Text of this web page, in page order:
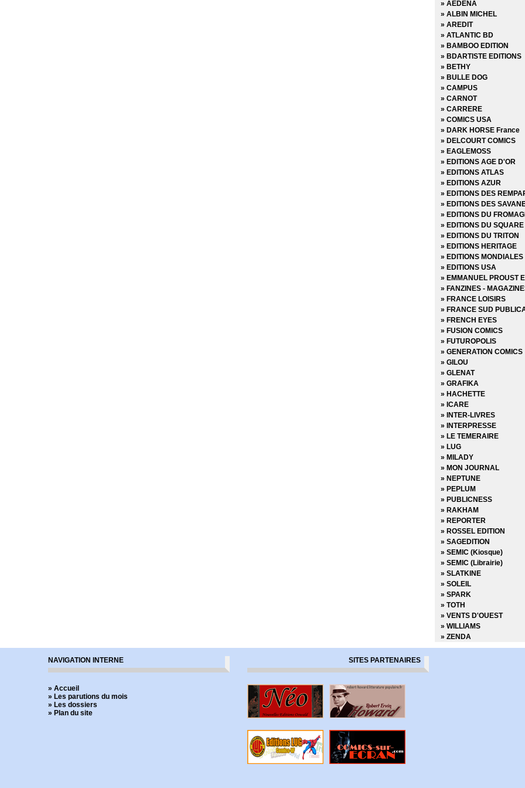
» Blacking Out
» Blade Runner 2019
» Blade Runner 2029
» Blood and Thunder
» Body Bags
» Bone
» Bone Hors Série
» Bone Parish
» Bourbon Thret
» BPRD
» BPRD - L'Enfer sur terre
» BPRD - Un Mal bien
» BPRD Origines
» Brit
» BRZRKR
» BRZRKR - Bloodlines
» BuzzKill
» Cages
» Canary
» Captain Ginger
» Changing Ways
» Charlie Adlard - Art
» Château l'attente
» Chimichanga
» Choker
» Chroniques de Corum
» Chroniques de Groom
» Cinder & Ashe
» ClaSSwar
» Clear
» Clone
» Clones
» Clyde fans
» Codeflesh
» Collection Outsider
» Corps de pierre
» Cosmic detective
» Créatures sacrées
» Criminal
» Damn Them All
» Damned
» Dans la nuit noire
» Dark Ride
» Darkness
» Dead Body Road
» Dead inside
» Death Sentence
» Démons
» Density
» Derniers tests avant
» Des loups dans les murs
» Desperados
» Docteur Wertham
» Down
» Dracula
» Dropsie Avenue
» Duck and Cover
» Dune
» Dust to Dust
» Echo
» AEDENA
» ALBIN MICHEL
» AREDIT
» ATLANTIC BD
» BAMBOO EDITION
» BDARTISTE EDITIONS
» BETHY
» BULLE DOG
» CAMPUS
» CARNOT
» CARRERE
» COMICS USA
» DARK HORSE France
» DELCOURT COMICS
» EAGLEMOSS
» EDITIONS AGE D'OR
» EDITIONS ATLAS
» EDITIONS AZUR
» EDITIONS DES
» EDITIONS DES
» EDITIONS DU
» EDITIONS DU SQUARE
» EDITIONS DU TRITON
» EDITIONS HERITAGE
» EDITIONS MONDIALES
» EDITIONS USA
» EMMANUEL PROUST
» FANZINES -
» FRANCE LOISIRS
» FRANCE SUD
» FRENCH EYES
» FUSION COMICS
» FUTUROPOLIS
» GENERATION COMICS
» GILOU
» GLENAT
» GRAFIKA
» HACHETTE
» ICARE
» INTER-LIVRES
» INTERPRESSE
» LE TEMERAIRE
» LUG
» MILADY
» MON JOURNAL
» NEPTUNE
» PEPLUM
» PUBLICNESS
» RAKHAM
» REPORTER
» ROSSEL EDITION
» SAGEDITION
» SEMIC (Kiosque)
» SEMIC (Librairie)
» SLATKINE
» SOLEIL
» SPARK
» TOTH
» VENTS D'OUEST
» WILLIAMS
» ZENDA
NAVIGATION INTERNE
» Accueil
» Les parutions du mois
» Les dossiers
» Plan du site
SITES PARTENAIRES